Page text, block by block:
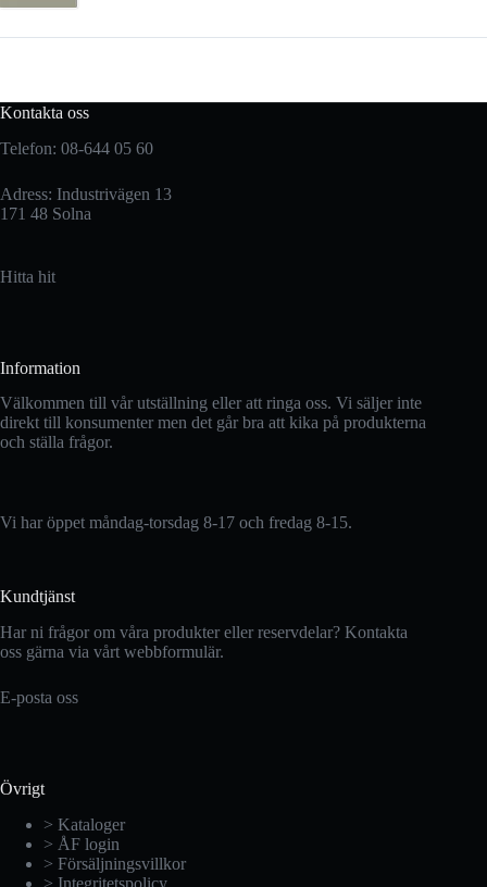
Kontakta oss
Telefon: 08-644 05 60
Adress: Industrivägen 13
171 48 Solna
Hitta hit
Information
Välkommen till vår utställning eller att ringa oss. Vi säljer inte
direkt till konsumenter men det går bra att kika på produkterna
och ställa frågor.
Vi har öppet måndag-torsdag 8-17 och fredag 8-15.
Kundtjänst
Har ni frågor om våra produkter eller reservdelar? Kontakta
oss gärna via vårt webbformulär.
E-posta oss
Övrigt
> Kataloger
> ÅF login
> Försäljningsvillkor
> Integritetspolicy